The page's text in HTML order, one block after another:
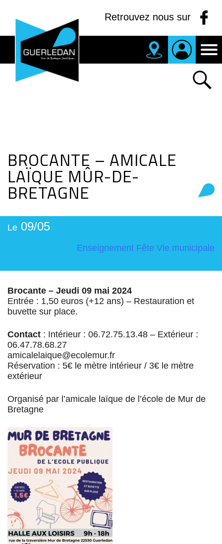
Retrouvez nous sur
BROCANTE – AMICALE
LAÏQUE MÛR-DE-
BRETAGNE
Le 09/05
Enseignement Fête Vie municipale
Brocante – Jeudi 09 mai 2024
Entrée : 1,50 euros (+12 ans) – Restauration et
buvette sur place.
Contact : Intérieur : 06.72.75.13.48 – Extérieur :
06.47.78.68.27
amicalelaique@ecolemur.fr
Réservation : 5€ le mètre intérieur / 3€ le mètre
extérieur
Organisé par l’amicale laïque de l’école de Mur de
Bretagne